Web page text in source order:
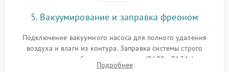
5. Вакуумирование и заправка фреоном
Подключение вакуумного насоса для полного удаления
воздуха и влаги из контура. Заправка системы строго
дозированным объемом хладагента (R600a, R134a) по
электронным весам. Контроль рабочего давления в системе.
Подробнее